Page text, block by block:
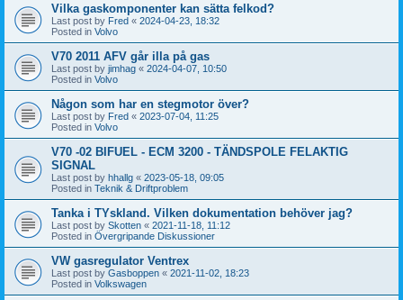
Vilka gaskomponenter kan sätta felkod?
Last post by Fred « 2024-04-23, 18:32
Posted in Volvo
V70 2011 AFV går illa på gas
Last post by jimhag « 2024-04-07, 10:50
Posted in Volvo
Någon som har en stegmotor över?
Last post by Fred « 2023-07-04, 11:25
Posted in Volvo
V70 -02 BIFUEL - ECM 3200 - TÄNDSPOLE FELAKTIG
SIGNAL
Last post by hhallg « 2023-05-18, 09:05
Posted in Teknik & Driftproblem
Tanka i TYskland. Vilken dokumentation behöver jag?
Last post by Skotten « 2021-11-18, 11:12
Posted in Övergripande Diskussioner
VW gasregulator Ventrex
Last post by Gasboppen « 2021-11-02, 18:23
Posted in Volkswagen